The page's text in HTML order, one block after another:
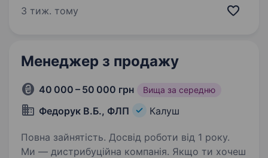
нерухомості, розвиватися та досягати
3 тиж. тому
Менеджер з продажу
40 000 – 50 000 грн Вища за середню
Федорук В.Б., ФЛП Калуш
Повна зайнятість. Досвід роботи від 1 року.
Ми — дистрибуційна компанія. Якщо ти хочеш